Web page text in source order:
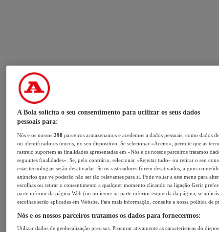
A Bola solicita o seu consentimento para utilizar os seus dados
pessoais para:
Nós e os nossos298 parceiros armazenamos e acedemos a dados pessoais, como dados
ou identificadores únicos, no seu dispositivo. Se selecionar «Aceito», permite que as
rastreio suportem as finalidades apresentadas em «Nós e os nossos parceiros tratamos
seguintes finalidades». Se, pelo contrário, selecionar «Rejeitar tudo» ou retirar o seu
estas tecnologias serão desativadas. Se os rastreadores forem desativados, alguns
anúncios que vê poderão não ser tão relevantes para si. Pode voltar a este menu para
escolhas ou retirar o consentimento a qualquer momento clicando na ligação Gerir
parte inferior da página Web (ou no ícone na parte inferior esquerda da página, se
escolhas serão aplicadas em Website. Para mais informação, consulte a nossa política de
Nós e os nossos parceiros tratamos os dados para fornecermos:
Utilizar dados de geolocalização precisos. Procurar ativamente as características do